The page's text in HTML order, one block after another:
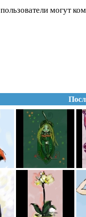
пользователи могут